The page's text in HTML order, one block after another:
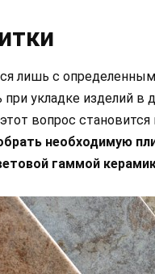
лишь с
при укладке изделий
вопрос
необходимую
гаммой